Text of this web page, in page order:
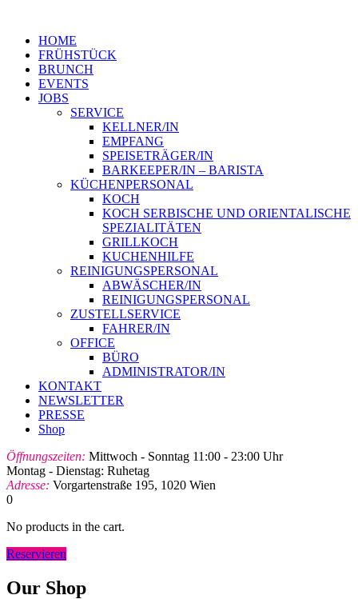
HOME
FRÜHSTÜCK
BRUNCH
EVENTS
JOBS
SERVICE
KELLNER/IN
EMPFANG
SPEISETRÄGER/IN
BARKEEPER/IN – BARISTA
KÜCHENPERSONAL
KOCH
KOCH SERBISCHE UND ORIENTALISCHE
SPEZIALITÄTEN
GRILLKOCH
KUCHENHILFE
REINIGUNGSPERSONAL
ABWÄSCHER/IN
REINIGUNGSPERSONAL
ZUSTELLSERVICE
FAHRER/IN
OFFICE
BÜRO
ADMINISTRATOR/IN
KONTAKT
NEWSLETTER
PRESSE
Shop
Öffnungszeiten: Mittwoch - Sonntag 11:00 - 23:00 Uhr
Montag - Dienstag: Ruhetag
Adresse: Vorgartenstraße 195, 1020 Wien
0
No products in the cart.
Reservieren
Our Shop